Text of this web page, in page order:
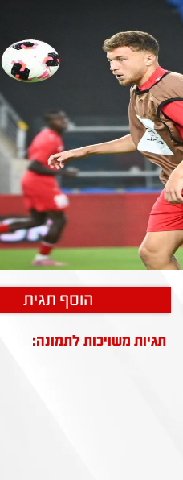
הוסף תגית
תגיות משויכות לתמונה: